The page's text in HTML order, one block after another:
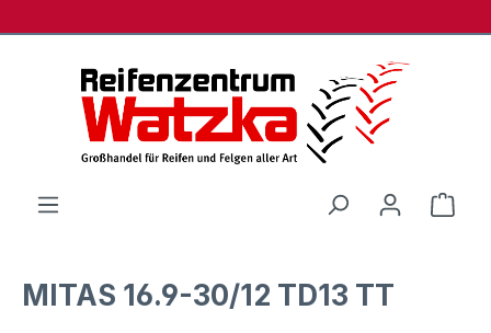
MITAS 16.9-30/12 TD13 TT